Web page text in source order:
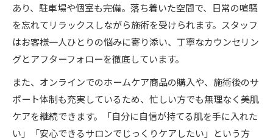
あり、駐車場や個室も完備。落ち着いた空間で、日常の喧騒
を忘れてリラックスしながら施術を受けられます。スタッフ
はお客様一人ひとりの悩みに寄り添い、丁寧なカウンセリン
グとアフターフォローを徹底しています。
また、オンラインでのホームケア商品の購入や、施術後のサ
ポート体制も充実しているため、忙しい方でも無理なく美肌
ケアを継続できます。「自分に自信が持てる肌を手に入れた
い」「安心できるサロンでじっくりケアしたい」という方